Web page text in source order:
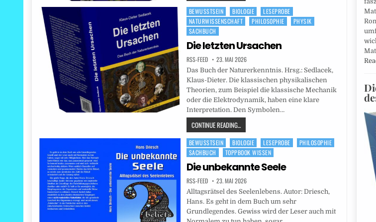
Posted
in
BEWUSSTSEIN BIOLOGIE
LESEPROBE
NATURWISSENSCHAFT
PHILOSOPHIE
PHYSIK
SACHBUCH
Die letzten Ursachen
RSS-FEED 23. MAI 2026
Das Buch der Naturerkenntnis. Hrsg.: Sedlacek,
Klaus-Dieter. Die klassischen physikalischen
Theorien, zum Beispiel die klassische Mechanik
oder die Elektrodynamik, haben eine klare
Interpretation. Den Symbolen…
CONTINUE READING...
Posted
in
BEWUSSTSEIN BIOLOGIE LESEPROBE
PHILOSOPHIE
SACHBUCH
TOPPBOOK WISSEN
Die unbekannte Seele
RSS-FEED 23. MAI 2026
Alltagsrätsel des Seelenlebens. Autor: Driesch,
Hans. Es geht in dem Buch um sehr
Grundlegendes. Gewiss wird der Leser auch mit